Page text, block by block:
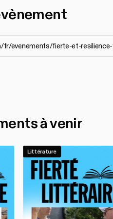
à venir
Littérature